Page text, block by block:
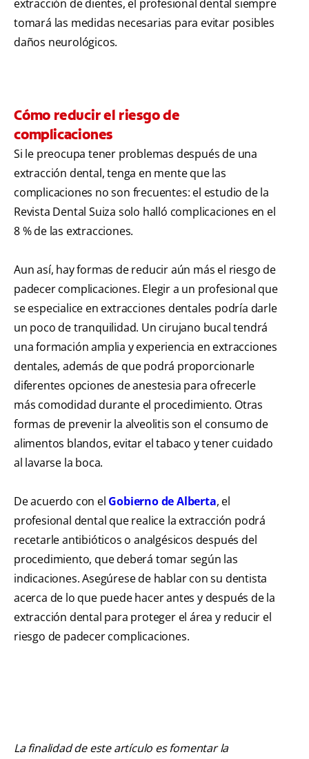
extracción de dientes, el profesional dental siempre
tomará las medidas necesarias para evitar posibles
daños neurológicos.
Cómo reducir el riesgo de
complicaciones
Si le preocupa tener problemas después de una
extracción dental, tenga en mente que las
complicaciones no son frecuentes: el estudio de la
Revista Dental Suiza solo halló complicaciones en el
8 % de las extracciones.
Aun así, hay formas de reducir aún más el riesgo de
padecer complicaciones. Elegir a un profesional que
se especialice en extracciones dentales podría darle
un poco de tranquilidad. Un cirujano bucal tendrá
una formación amplia y experiencia en extracciones
dentales, además de que podrá proporcionarle
diferentes opciones de anestesia para ofrecerle
más comodidad durante el procedimiento. Otras
formas de prevenir la alveolitis son el consumo de
alimentos blandos, evitar el tabaco y tener cuidado
al lavarse la boca.
De acuerdo con el Gobierno de Alberta, el
profesional dental que realice la extracción podrá
recetarle antibióticos o analgésicos después del
procedimiento, que deberá tomar según las
indicaciones. Asegúrese de hablar con su dentista
acerca de lo que puede hacer antes y después de la
extracción dental para proteger el área y reducir el
riesgo de padecer complicaciones.
La finalidad de este artículo es fomentar la